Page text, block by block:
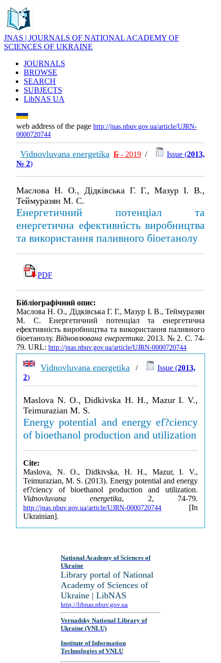
JNAS | JOURNALS OF NATIONAL ACADEMY OF
SCIENCES OF UKRAINE
JOURNALS
BROWSE
SEARCH
SUBJECTS
LibNAS UA
web address of the page http://jnas.nbuv.gov.ua/article/UJRN-
0000720744
Vidnovluvana energetika Б - 2019 / Issue (2013,
№ 2)
Маслова Н. О., Дідківська Г. Г., Мазур І. В.,
Теймуразян М. С.
Енергетичний потенціал та
енергетична ефективність виробництва
та використання паливного біоетанолу
PDF
Бібліографічний опис:
Маслова Н. О., Дідківська Г. Г., Мазур І. В., Теймуразян
М. С. Енергетичний потенціал та енергетична
ефективність виробництва та використання паливного
біоетанолу.Відновлювана енергетика. 2013. № 2. С. 74-
79. URL: http://jnas.nbuv.gov.ua/article/UJRN-0000720744
Vidnovluvana energetika / Issue (2013,
2)
Maslova N. O., Didkivska H. H., Mazur I. V.,
Teimurazian M. S.
Energy potential and energy ef?ciency
of bioethanol production and utilization
Cite:
Maslova, N. O., Didkivska, H. H., Mazur, I. V.,
Teimurazian, M. S. (2013). Energy potential and energy
ef?ciency of bioethanol production and utilization.
Vidnovluvana energetika, 2, 74-79.
http://jnas.nbuv.gov.ua/article/UJRN-0000720744 [In
Ukrainian].
National Academy of Sciences of
Ukraine
Library portal of National
Academy of Sciences of
Ukraine | LibNAS
http://libnas.nbuv.gov.ua
Vernadsky National Library of
Ukraine (VNLU)
Institute of Information
Technologies of VNLU